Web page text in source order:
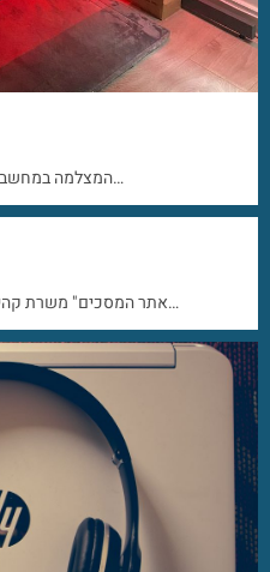
המצלמה במחשב היא חלק חשוב מאוד במקבוק ומוטב…
"אתר המסכים" משרת קהילה צרכנית הצורכת שירותי תיקונים…